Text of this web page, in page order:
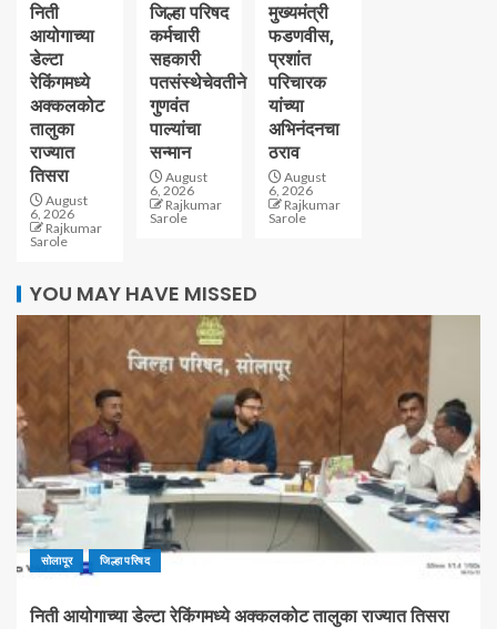
निती
आयोगाच्या
डेल्टा
रेकिंगमध्ये
अक्कलकोट
तालुका
राज्यात
तिसरा
August
6, 2026
Rajkumar
Sarole
जिल्हा परिषद
कर्मचारी
सहकारी
पतसंस्थेचेवतीने
गुणवंत
पाल्यांचा
सन्मान
August
6, 2026
Rajkumar
Sarole
मुख्यमंत्री
फडणवीस,
प्रशांत
परिचारक
यांच्या
अभिनंदनचा
ठराव
August
6, 2026
Rajkumar
Sarole
YOU MAY HAVE MISSED
सोलापूर जिल्हा परिषद
निती आयोगाच्या डेल्टा रेकिंगमध्ये अक्कलकोट तालुका राज्यात तिसरा